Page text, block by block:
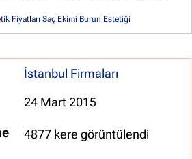
Fiyatları Saç Ekimi Burun Estetiği
İstanbul Firmaları
24 Mart 2015
4877 kere görüntülendi